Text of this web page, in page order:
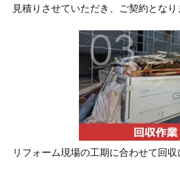
見積りさせていただき、ご契約となり
リフォーム現場の工期に合わせて回収